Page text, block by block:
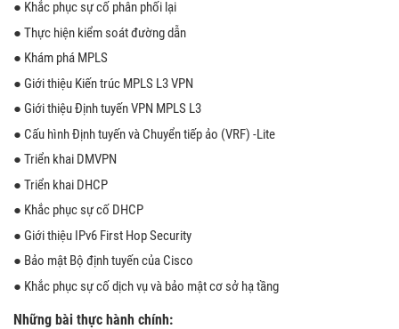
● Khắc phục sự cố phân phối lại
● Thực hiện kiểm soát đường dẫn
● Khám phá MPLS
● Giới thiệu Kiến trúc MPLS L3 VPN
● Giới thiệu Định tuyến VPN MPLS L3
● Cấu hình Định tuyến và Chuyển tiếp ảo (VRF) -Lite
● Triển khai DMVPN
● Triển khai DHCP
● Khắc phục sự cố DHCP
● Giới thiệu IPv6 First Hop Security
● Bảo mật Bộ định tuyến của Cisco
● Khắc phục sự cố dịch vụ và bảo mật cơ sở hạ tầng
Những bài thực hành chính: